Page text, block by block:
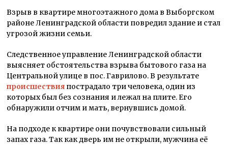
Взрыв в квартире многоэтажного дома в Выборгском
районе Ленинградской области повредил здание и стал
угрозой жизни семьи.
Следственное управление Ленинградской области
выясняет обстоятельства взрыва бытового газа на
Центральной улице в пос. Гаврилово. В результате
происшествия пострадало три человека, один из
которых был без сознания и лежал на плите. Его
обнаружили отчим и мать, вернувшись домой.
На подходе к квартире они почувствовали сильный
запах газа. Так как дверь им не открыли, мужчина её